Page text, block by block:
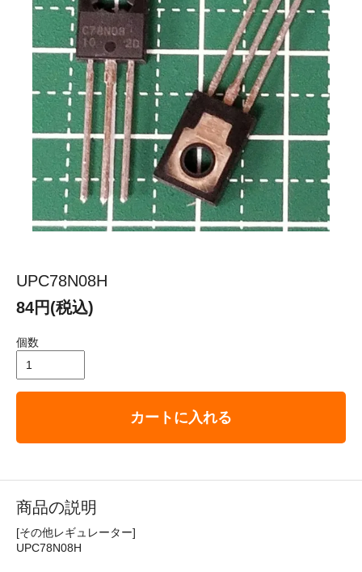
UPC78N08H
84円(税込)
個数
カートに入れる
商品の説明
[その他レギュレーター]
UPC78N08H